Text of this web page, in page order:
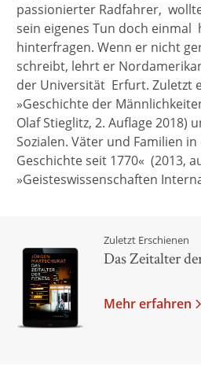
passionierter Radfahrer,
sein eigenes Tun doch
hinterfragen. Wenn er nicht
schreibt, lehrt er
der Universität Erfurt. Zuletzt
»Geschichte der
Olaf Stieglitz, 2. Auflage 2018)
Sozialen. Väter und Familien
Geschichte seit 1770« (2013,
»Geisteswissenschaften
Zuletzt Erschienen
Das Zeitalter
Mehr erfahren